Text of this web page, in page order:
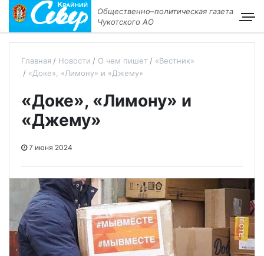
Общественно–политическая газета
Чукотского АО
Главная Новости О чем пишет
«Вестник»
«Доке», «Лимону» и «Джему»
«Доке», «Лимону» и
«Джему»
7 июня 2024